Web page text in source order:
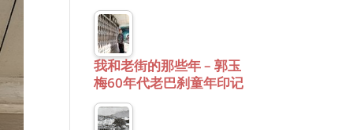
我和老街的那些年 – 郭玉
梅60年代老巴刹童年印记